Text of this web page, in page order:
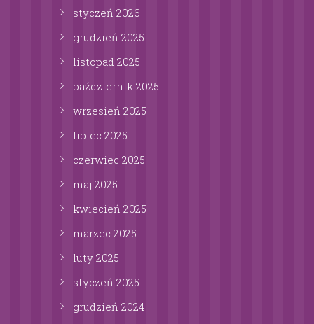
styczeń 2026
grudzień 2025
listopad 2025
październik 2025
wrzesień 2025
lipiec 2025
czerwiec 2025
maj 2025
kwiecień 2025
marzec 2025
luty 2025
styczeń 2025
grudzień 2024